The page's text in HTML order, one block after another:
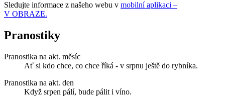
Sledujte informace z našeho webu v mobilní aplikaci –
V OBRAZE.
Pranostiky
Pranostika na akt. měsíc
Ať si kdo chce, co chce říká - v srpnu ještě do rybníka.
Pranostika na akt. den
Když srpen pálí, bude pálit i víno.